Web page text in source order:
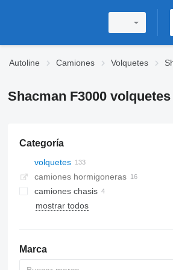
Autoline Camiones Volquetes
Shacman F3000 volquetes
Categoría
volquetes
camiones hormigoneras
camiones chasis
mostrar todos
Marca